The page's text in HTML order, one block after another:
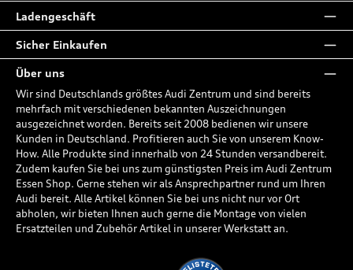
Ladengeschäft
Sicher Einkaufen
Über uns
Wir sind Deutschlands größtes Audi Zentrum und sind bereits
mehrfach mit verschiedenen bekannten Auszeichnungen
ausgezeichnet worden. Bereits seit 2008 bedienen wir unsere
Kunden in Deutschland. Profitieren auch Sie von unserem Know-
How. Alle Produkte sind innerhalb von 24 Stunden versandbereit.
Zudem kaufen Sie bei uns zum günstigsten Preis im Audi Zentrum
Essen Shop. Gerne stehen wir als Ansprechpartner rund um Ihren
Audi bereit. Alle Artikel können Sie bei uns nicht nur vor Ort
abholen, wir bieten Ihnen auch gerne die Montage von vielen
Ersatzteilen und Zubehör Artikel in unserer Werkstatt an.